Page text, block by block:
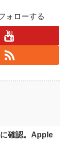
ォローする
確認。Apple